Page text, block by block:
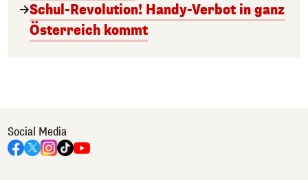
Schul-Revolution! Handy-Verbot in ganz
Österreich kommt
Social Media